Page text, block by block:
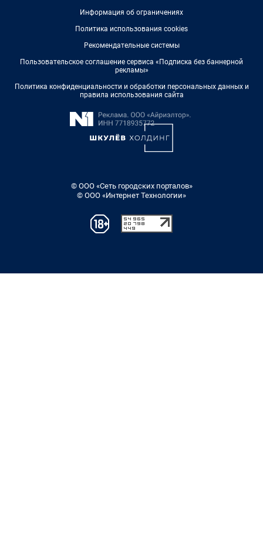
Информация об ограничениях
Политика использования cookies
Рекомендательные системы
Пользовательское соглашение сервиса «Подписка без баннерной
рекламы»
Политика конфиденциальности и обработки персональных данных и
правила использования сайта
© ООО «Сеть городских порталов»
© ООО «Интернет Технологии»